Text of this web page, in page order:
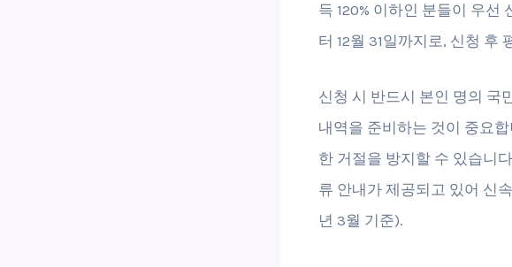
득 120% 이하인 분들이 우선
터 12월 31일까지로, 신청 후
신청 시 반드시 본인 명의 국
내역을 준비하는 것이 중요
한 거절을 방지할 수 있습니
류 안내가 제공되고 있어 신
년 3월 기준).